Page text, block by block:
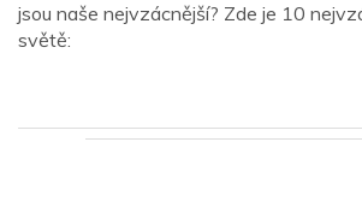
jsou naše nejvzácnější? Zde je 10
světě: